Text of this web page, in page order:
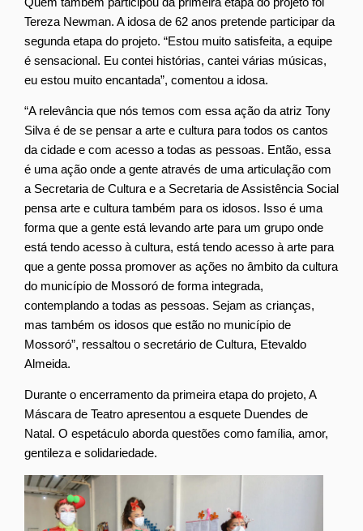
Tereza Newman. A idosa de 62 anos pretende participar da
segunda etapa do projeto. “Estou muito satisfeita, a equipe
é sensacional. Eu contei histórias, cantei várias músicas,
eu estou muito encantada”, comentou a idosa.
“A relevância que nós temos com essa ação da atriz Tony
Silva é de se pensar a arte e cultura para todos os cantos
da cidade e com acesso a todas as pessoas. Então, essa
é uma ação onde a gente através de uma articulação com
a Secretaria de Cultura e a Secretaria de Assistência Social
pensa arte e cultura também para os idosos. Isso é uma
forma que a gente está levando arte para um grupo onde
está tendo acesso à cultura, está tendo acesso à arte para
que a gente possa promover as ações no âmbito da cultura
do município de Mossoró de forma integrada,
contemplando a todas as pessoas. Sejam as crianças,
mas também os idosos que estão no município de
Mossoró”, ressaltou o secretário de Cultura, Etevaldo
Almeida.
Durante o encerramento da primeira etapa do projeto, A
Máscara de Teatro apresentou a esquete Duendes de
Natal. O espetáculo aborda questões como família, amor,
gentileza e solidariedade.